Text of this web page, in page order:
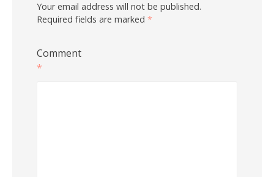
Your email address will not be published.
Required fields are marked *
Comment
*